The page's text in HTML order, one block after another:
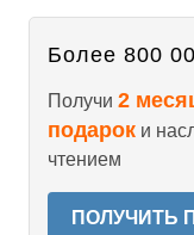
Более 800
Получи 2
подарок и
чтением
ПОЛУЧИТЬ